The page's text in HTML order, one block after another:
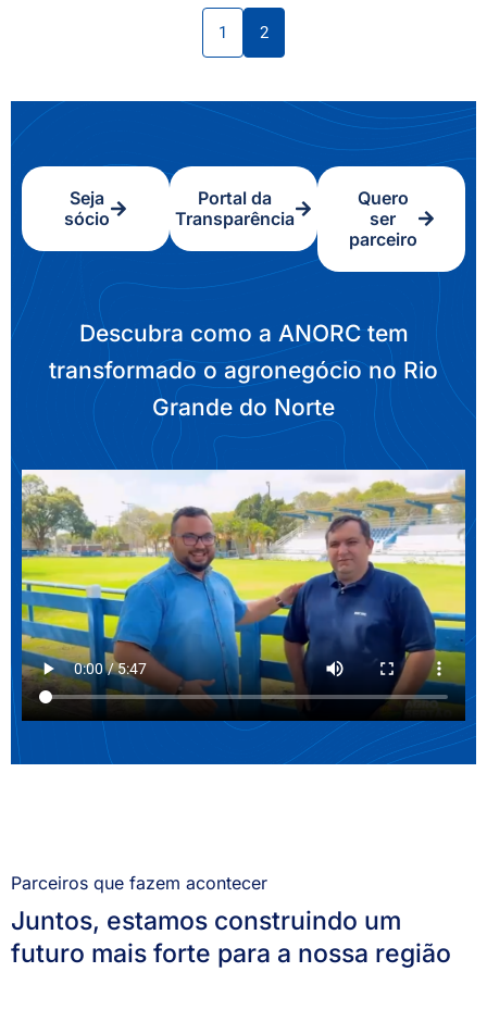
1 2
Seja
sócio
Portal da
Transparência
Quero
ser
parceiro
Descubra como a ANORC tem
transformado o agronegócio no Rio
Grande do Norte
Parceiros que fazem acontecer
Juntos, estamos construindo um
futuro mais forte para a nossa região